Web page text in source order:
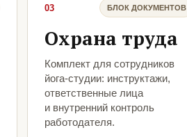
03 БЛОК ДОКУМЕНТОВ
Охрана труда
Комплект для сотрудников
йога-студии: инструктажи,
ответственные лица
и внутренний контроль
работодателя.